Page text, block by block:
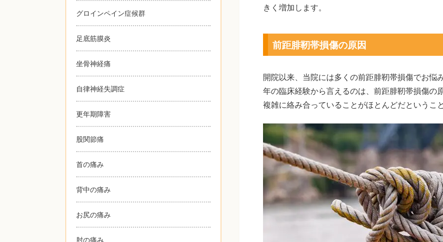
きく増加します。
前距腓靭帯損傷の原因
開院以来、当院には多くの前距腓靭帯損傷でお悩
年の臨床経験から言えるのは、前距腓靭帯損傷の
複雑に絡み合っていることがほとんどだというこ
グロインペイン症候群
足底筋膜炎
坐骨神経痛
自律神経失調症
更年期障害
股関節痛
首の痛み
背中の痛み
お尻の痛み
肘の痛み